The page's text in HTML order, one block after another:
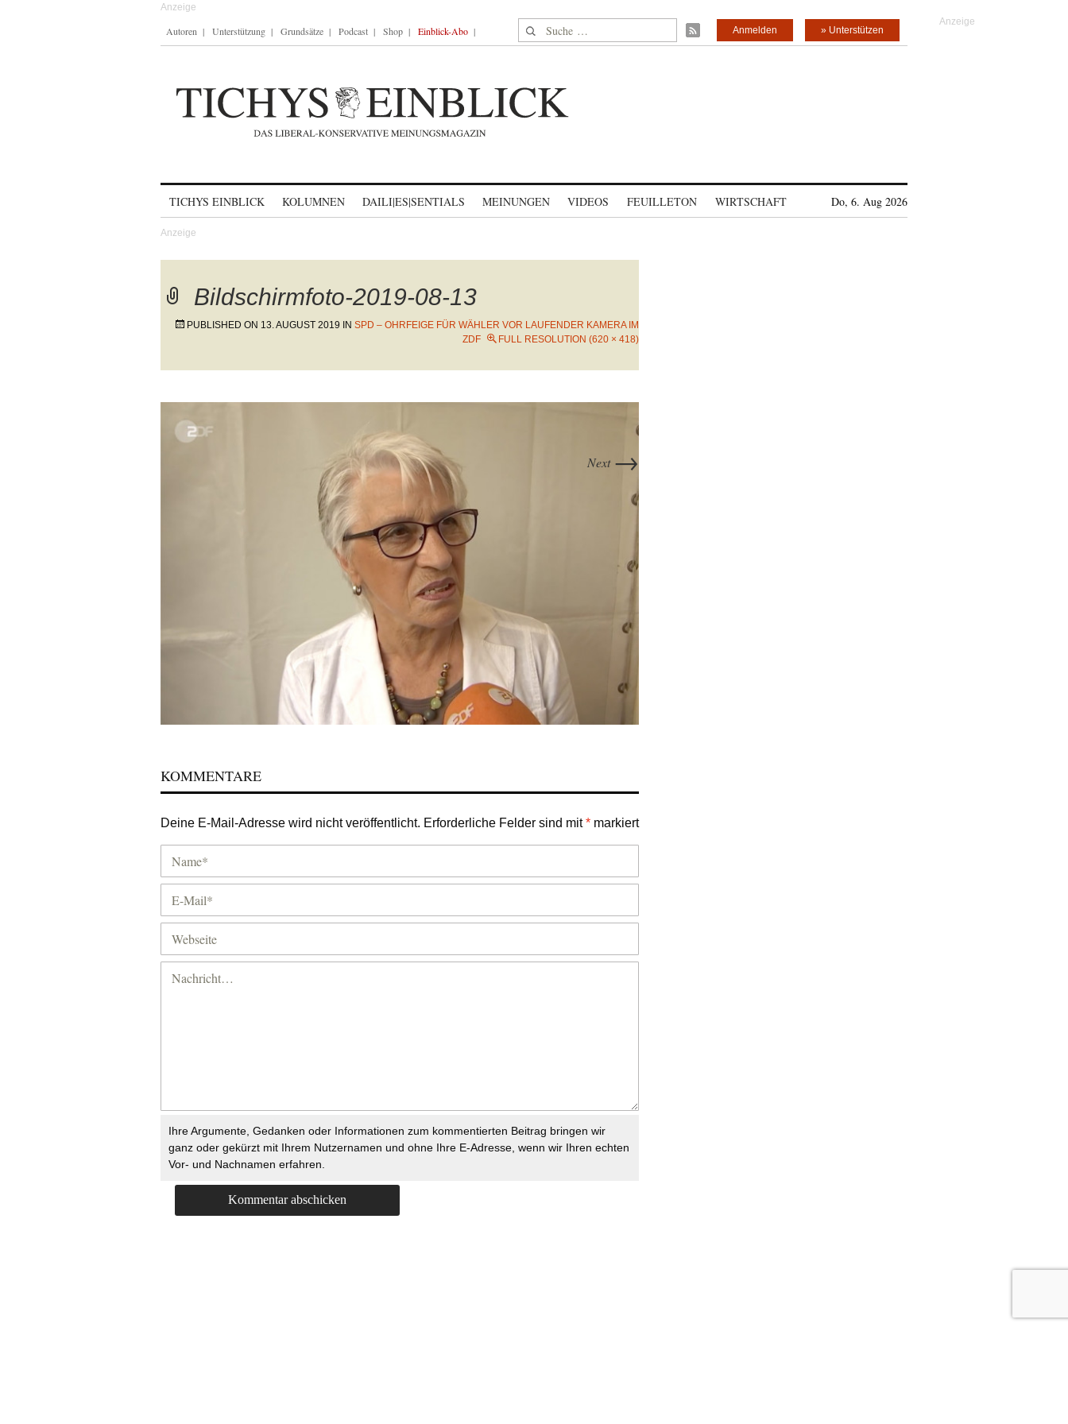
Autoren Unterstützung Grundsätze Podcast Shop Einblick-Abo Suche nach: » Unterstützen
Anmelden
TICHYS EINBLICK KOLUMNEN DAILI|ES|SENTIALS MEINUNGEN VIDEOS FEUILLETON WIRTSCHAFT Do, 6. Aug 2026
Bildschirmfoto-2019-08-13
PUBLISHED ON 13. AUGUST 2019 IN SPD – OHRFEIGE FÜR WÄHLER VOR LAUFENDER KAMERA IM
ZDF
FULL RESOLUTION (620 × 418)
Next →
KOMMENTARE
Deine E-Mail-Adresse wird nicht veröffentlicht. Erforderliche Felder sind mit* markiert
Ihre Argumente, Gedanken oder Informationen zum kommentierten Beitrag bringen wir
ganz oder gekürzt mit Ihrem Nutzernamen und ohne Ihre E-Adresse, wenn wir Ihren echten
Vor- und Nachnamen erfahren.